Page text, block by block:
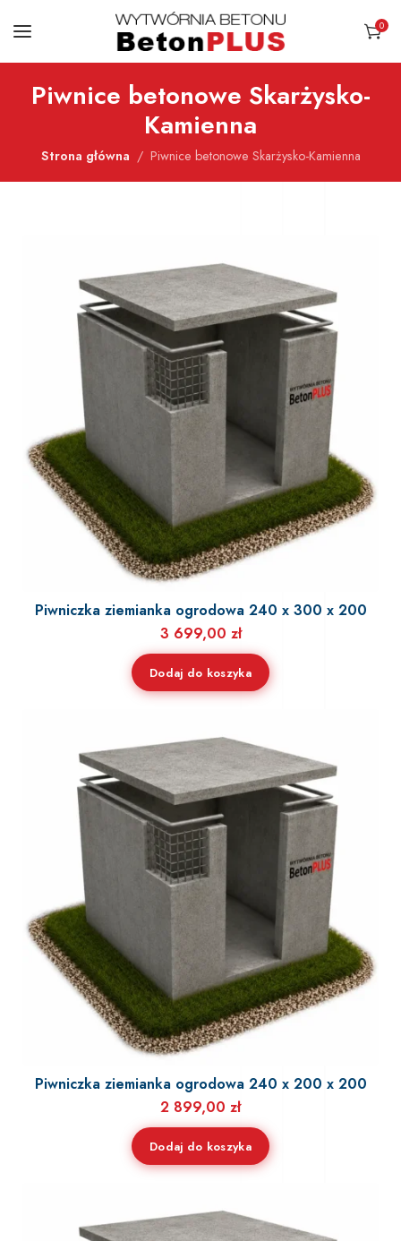
0
Piwnice betonowe Skarżysko-
Kamienna
Strona główna Piwnice betonowe Skarżysko-Kamienna
Piwniczka ziemianka ogrodowa 240 x 300 x 200
3 699,00 zł
Dodaj do koszyka
Piwniczka ziemianka ogrodowa 240 x 200 x 200
2 899,00 zł
Dodaj do koszyka